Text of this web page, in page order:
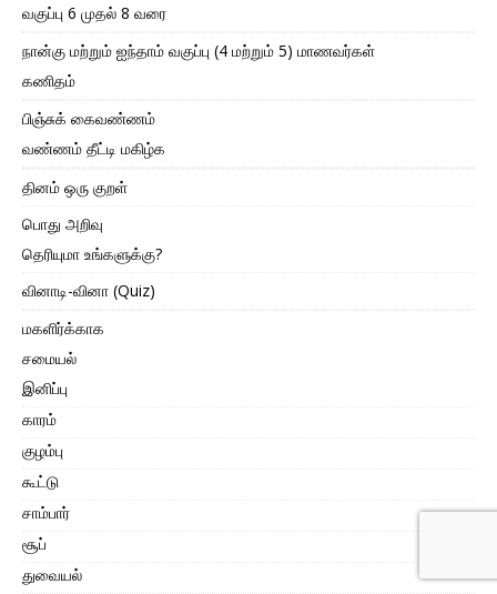
வகுப்பு 6 முதல் 8 வரை
நான்கு மற்றும் ஐந்தாம் வகுப்பு (4 மற்றும் 5) மாணவர்கள்
கணிதம்
பிஞ்சுக் கைவண்ணம்
வண்ணம் தீட்டி மகிழ்க
தினம் ஒரு குறள்
பொது அறிவு
தெரியுமா உங்களுக்கு?
வினாடி-வினா (Quiz)
மகளிர்க்காக
சமையல்
இனிப்பு
காரம்
குழம்பு
கூட்டு
சாம்பார்
சூப்
துவையல்